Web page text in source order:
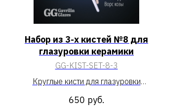
Набор из 3-х кистей №8 для
глазуровки керамики
GG-KIST-SET-8-3
Круглые кисти для глазуровки
керамики из натурального волоса
козы.
650 руб.